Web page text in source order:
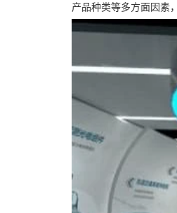
产品种类等多方面因素